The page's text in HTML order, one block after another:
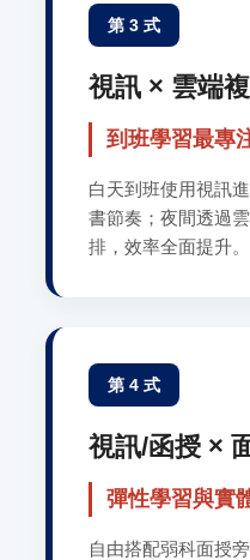
第 3 式
視訊 × 雲端
到班學習最專
白天到班使用視訊
書節奏；夜間透過
排，效率全面提升。
第 4 式
視訊/函授 ×
彈性學習與實
自由搭配弱科面授